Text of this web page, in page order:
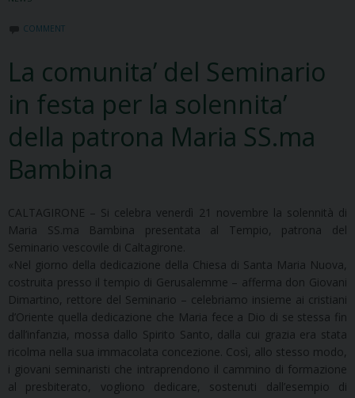
COMMENT
La comunita’ del Seminario
in festa per la solennita’
della patrona Maria SS.ma
Bambina
CALTAGIRONE – Si celebra venerdì 21 novembre la solennità di
Maria SS.ma Bambina presentata al Tempio, patrona del
Seminario vescovile di Caltagirone.
«Nel giorno della dedicazione della Chiesa di Santa Maria Nuova,
costruita presso il tempio di Gerusalemme – afferma don Giovani
Dimartino, rettore del Seminario – celebriamo insieme ai cristiani
d’Oriente quella dedicazione che Maria fece a Dio di se stessa fin
dall’infanzia, mossa dallo Spirito Santo, dalla cui grazia era stata
ricolma nella sua immacolata concezione. Così, allo stesso modo,
i giovani seminaristi che intraprendono il cammino di formazione
al presbiterato, vogliono dedicare, sostenuti dall’esempio di